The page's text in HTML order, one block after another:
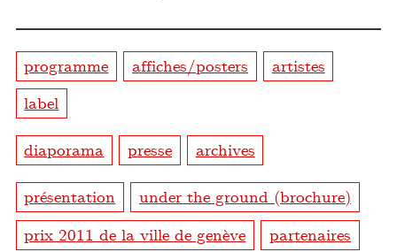
programme affiches/posters
artistes
label
diaporama presse archives
présentation
under the ground (brochure)
prix 2011 de la ville de genève
partenaires